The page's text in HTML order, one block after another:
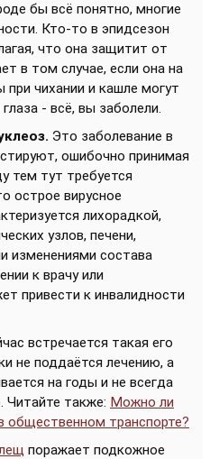
бы всё понятно, многие
Кто-то в эпидсезон
что она защитит от
в том случае, если она на
чихании и кашле могут
- всё, вы заболели.
Это заболевание в
ошибочно принимая
тем тут требуется
острое вирусное
лихорадкой,
узлов, печени,
изменениями состава
к врачу или
привести к инвалидности
встречается такая его
не поддаётся лечению, а
на годы и не всегда
Читайте также: Можно ли
общественном транспорте?
поражает подкожное